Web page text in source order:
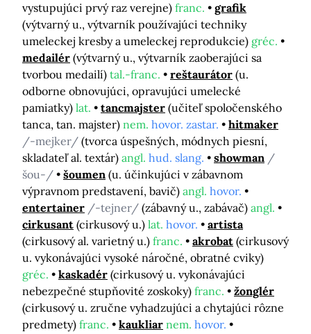
vystupujúci prvý raz verejne) franc.
grafik
(výtvarný u., výtvarník používajúci techniky
umeleckej kresby a umeleckej reprodukcie) gréc.
medailér (výtvarný u., výtvarník zaoberajúci sa
tvorbou medailí) tal.-franc. reštaurátor (u.
odborne obnovujúci, opravujúci umelecké
pamiatky) lat. tancmajster (učiteľ spoločenského
tanca, tan. majster) nem. hovor. zastar.
hitmaker
/-mejker/ (tvorca úspešných, módnych piesní,
skladateľ al. textár) angl. hud. slang. showman /
šou-/
šoumen (u. účinkujúci v zábavnom
výpravnom predstavení, bavič) angl. hovor.
entertainer /-tejner/ (zábavný u., zabávač) angl.
cirkusant (cirkusový u.) lat. hovor.
artista
(cirkusový al. varietný u.) franc. akrobat (cirkusový
u. vykonávajúci vysoké náročné, obratné cviky)
gréc.
kaskadér (cirkusový u. vykonávajúci
nebezpečné stupňovité zoskoky) franc.
žonglér
(cirkusový u. zručne vyhadzujúci a chytajúci rôzne
predmety) franc. kaukliar nem. hovor.